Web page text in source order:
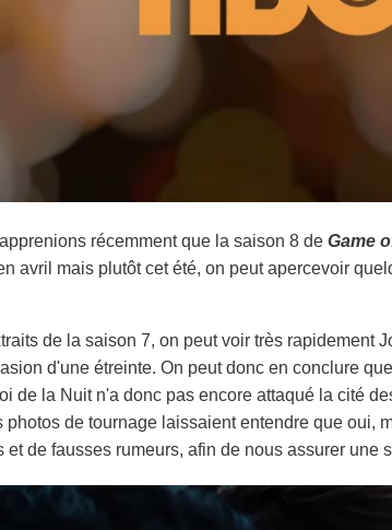
récemment que la saison 8 de Game
avril mais plutôt cet été, on peut apercevoir
de la saison 7, on peut voir très rapidement
d'une étreinte. On peut donc en conclure
de la Nuit n'a donc pas encore attaqué la cité
photos de tournage laissaient entendre que oui,
et de fausses rumeurs, afin de nous assurer une